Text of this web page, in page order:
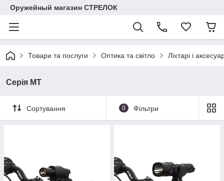
Оружейный магазин СТРЕЛОК
Товари та послуги Оптика та світло Ліхтарі і
Серія MT
Сортування 0 Фільтри